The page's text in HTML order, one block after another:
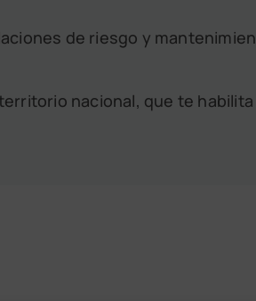
de riesgo y
nacional, que te